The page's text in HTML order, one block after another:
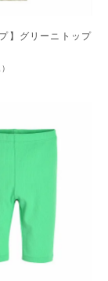
】グリーニトップ